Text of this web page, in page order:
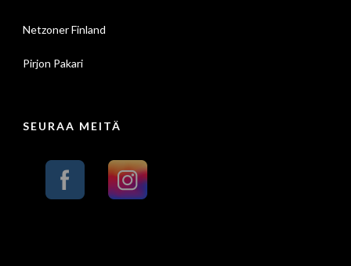
Netzoner Finland
Pirjon Pakari
SEURAA MEITÄ